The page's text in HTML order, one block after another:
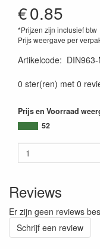
€0.85
*Prijzen zijn inclusief btw
Prijs weergave per
Artikelcode:
0 ster(ren) met 0
Prijs en Voorraad
52
Reviews
Er zijn geen reviews
Schrijf een review